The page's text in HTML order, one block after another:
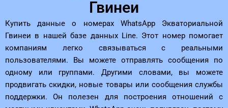
Гвинеи
Купить данные о номерах WhatsApp Экваториальной
Гвинеи в нашей базе данных Line. Этот номер помогает
компаниям легко связываться с реальными
пользователями. Вы можете отправлять сообщения по
одному или группами. Другими словами, вы можете
продвигать скидки, новые товары или сообщения службы
поддержки. Он полезен для построения отношений с